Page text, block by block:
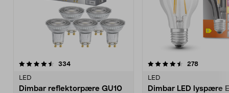
334anmeldelser
LED
Dimbar reflektorpære GU10
4.5 av 5 stjerner 278
LED
Dimbar LED lyspære
4.5 av 5 stjerner